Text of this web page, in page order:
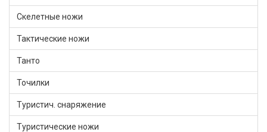
Скелетные ножи
Тактические ножи
Танто
Точилки
Туристич. снаряжение
Туристические ножи